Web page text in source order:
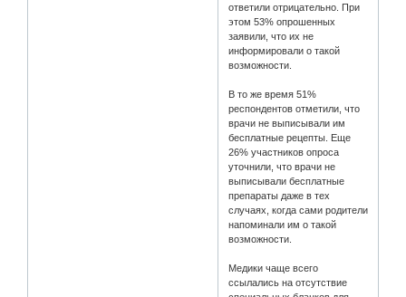
ответили отрицательно. При
этом 53% опрошенных
заявили, что их не
информировали о такой
возможности.
В то же время 51%
респондентов отметили, что
врачи не выписывали им
бесплатные рецепты. Еще
26% участников опроса
уточнили, что врачи не
выписывали бесплатные
препараты даже в тех
случаях, когда сами родители
напоминали им о такой
возможности.
Медики чаще всего
ссылались на отсутствие